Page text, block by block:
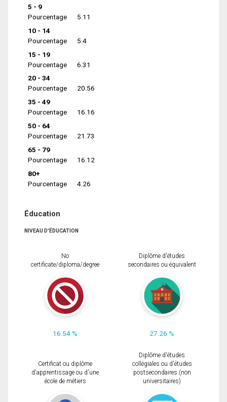
5 - 9
Pourcentage
5.11
10 - 14
Pourcentage
5.4
15 - 19
Pourcentage
6.31
20 - 34
Pourcentage
20.56
35 - 49
Pourcentage
16.16
50 - 64
Pourcentage
21.73
65 - 79
Pourcentage
16.12
80+
Pourcentage
4.26
Éducation
NIVEAU D'ÉDUCATION
No
certificate/diploma/degree
16.54 %
Diplôme d'études
secondaires ou équivalent
27.26 %
Certificat ou diplôme
d'apprentissage ou d'une
école de métiers
Diplôme d'études
collégiales ou d'études
postsecondaires (non
universitaires)